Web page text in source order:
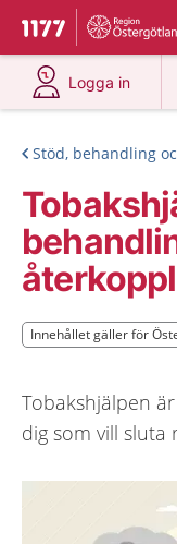
Till startsidan för
Du har valt
Logga in
på 1177.se
Stöd, behandling
Innehållet gäller för
Innehållet gäller för
Tobakshjälpen
dig som vill sluta